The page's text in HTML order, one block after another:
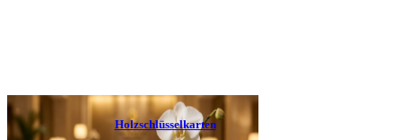
Holzschlüsselkarten